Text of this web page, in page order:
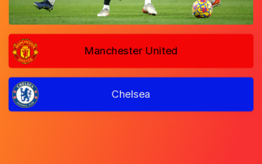
Manchester United
Chelsea